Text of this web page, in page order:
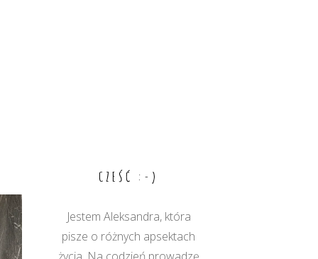
CZEŚĆ :-)
Jestem Aleksandra, która
pisze o różnych apsektach